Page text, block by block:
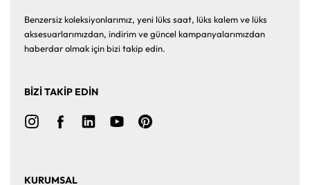
Benzersiz koleksiyonlarımız, yeni lüks saat, lüks kalem ve lüks
aksesuarlarımızdan, indirim ve güncel kampanyalarımızdan
haberdar olmak için bizi takip edin.
BİZİ TAKİP EDİN
KURUMSAL